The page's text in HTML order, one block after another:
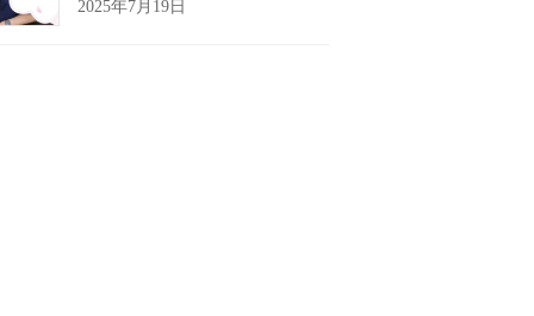
2025年7月19日